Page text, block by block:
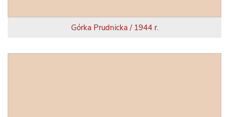
Górka Prudnicka / 1944 r.